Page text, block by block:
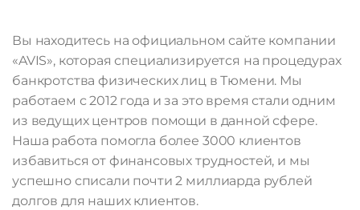
Вы находитесь на официальном сайте компании
«AVIS», которая специализируется на процедурах
банкротства физических лиц в Тюмени. Мы
работаем с 2012 года и за это время стали одним
из ведущих центров помощи в данной сфере.
Наша работа помогла более 3000 клиентов
избавиться от финансовых трудностей, и мы
успешно списали почти 2 миллиарда рублей
долгов для наших клиентов.